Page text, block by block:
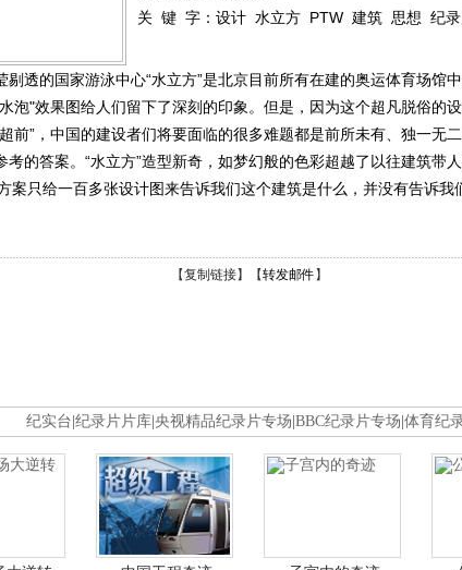
关 键 字： 设计 水立方 PTW 建筑 思想 纪
剔透的国家游泳中心“水立方”是北京目前所有在建的奥运体育场馆
泡"效果图给人们留下了深刻的印象。但是，因为这个超凡脱俗的
前”，中国的建设者们将要面临的很多难题都是前所未有、独一无
考的答案。“水立方”造型新奇，如梦幻般的色彩超越了以往建筑带
案只给一百多张设计图来告诉我们这个建筑是什么，并没有告诉我
【复制链接】【转发邮件 】
纪实台 纪录片片库 央视精品纪录片专场 BBC纪录片专场 体育纪